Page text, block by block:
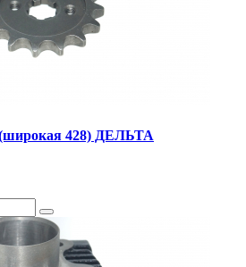
(широкая 428) ДЕЛЬТА